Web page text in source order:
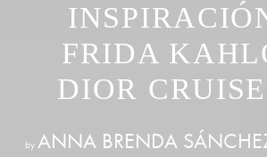
FRIDA
DIOR
by ANNA BRENDA